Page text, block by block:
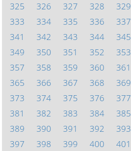
325
326 327 328 329
333
334 335 336 337
341
342 343 344 345
349
350 351 352 353
357
358 359 360 361
365
366 367 368 369
373
374 375 376 377
381
382 383 384 385
389
390 391 392 393
397
398 399 400 401